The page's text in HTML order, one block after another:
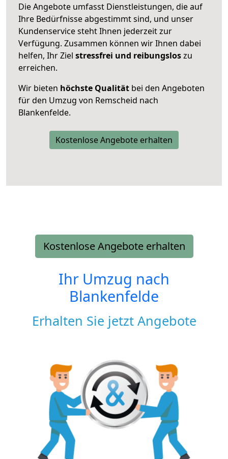
Die Angebote umfasst Dienstleistungen, die auf
Ihre Bedürfnisse abgestimmt sind, und unser
Kundenservice steht Ihnen jederzeit zur
Verfügung. Zusammen können wir Ihnen dabei
helfen, Ihr Ziel stressfrei und reibungsloszu
erreichen.
Wir bieten höchste Qualität bei den Angeboten
für den Umzug von Remscheid nach
Blankenfelde.
Kostenlose Angebote erhalten
Kostenlose Angebote erhalten
Ihr Umzug nach
Blankenfelde
Erhalten Sie jetzt Angebote